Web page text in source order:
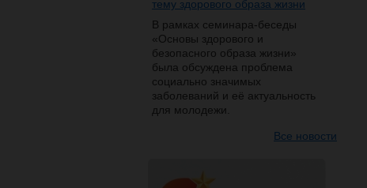
тему здорового образа жизни
В рамках семинара-беседы
«Основы здорового и
безопасного образа жизни»
была обсуждена проблема
социально значимых
заболеваний и её актуальность
для молодежи.
Все новости